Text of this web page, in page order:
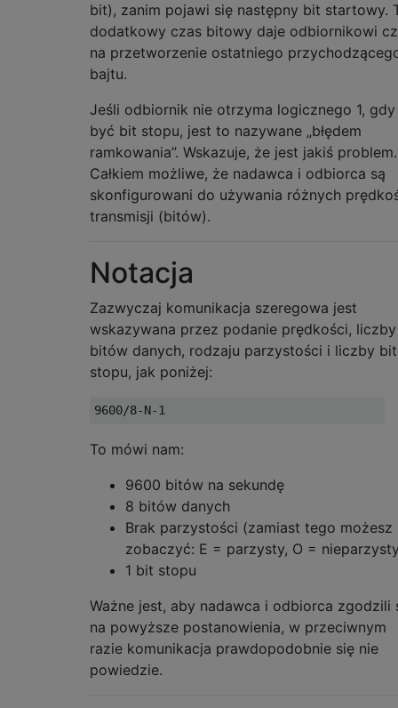
bit), zanim pojawi się następny bit startowy.
dodatkowy czas bitowy daje odbiornikowi
na przetworzenie ostatniego
bajtu.
Jeśli odbiornik nie otrzyma logicznego 1, gdy
być bit stopu, jest to nazywane „błędem
ramkowania”. Wskazuje, że jest jakiś problem.
Całkiem możliwe, że nadawca i odbiorca są
skonfigurowani do używania różnych
transmisji (bitów).
Notacja
Zazwyczaj komunikacja szeregowa jest
wskazywana przez podanie prędkości, liczby
bitów danych, rodzaju parzystości i liczby
stopu, jak poniżej:
9600/8-N-1
To mówi nam:
9600 bitów na sekundę
8 bitów danych
Brak parzystości (zamiast tego możesz
zobaczyć: E = parzysty, O =
1 bit stopu
Ważne jest, aby nadawca i odbiorca zgodzili
na powyższe postanowienia, w przeciwnym
razie komunikacja prawdopodobnie się nie
powiedzie.